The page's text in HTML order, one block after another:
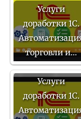
Услуги
доработки 1С.
торговли и…
Услуги
доработки 1С.